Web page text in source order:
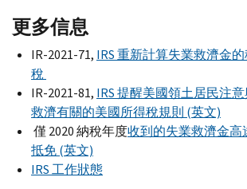
更多信息
IR-2021-71, IRS重新計算失業救濟金
稅
IR-2021-81, IRS提醒美國領土居民注
救濟有關的美國所得稅規則 (英文)
僅 2020 納稅年度收到的失業救濟金高
抵免 (英文)
IRS工作狀態